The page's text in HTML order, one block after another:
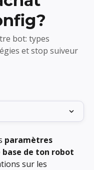
bot: types
et stop suiveur
paramètres
de ton robot
sur les